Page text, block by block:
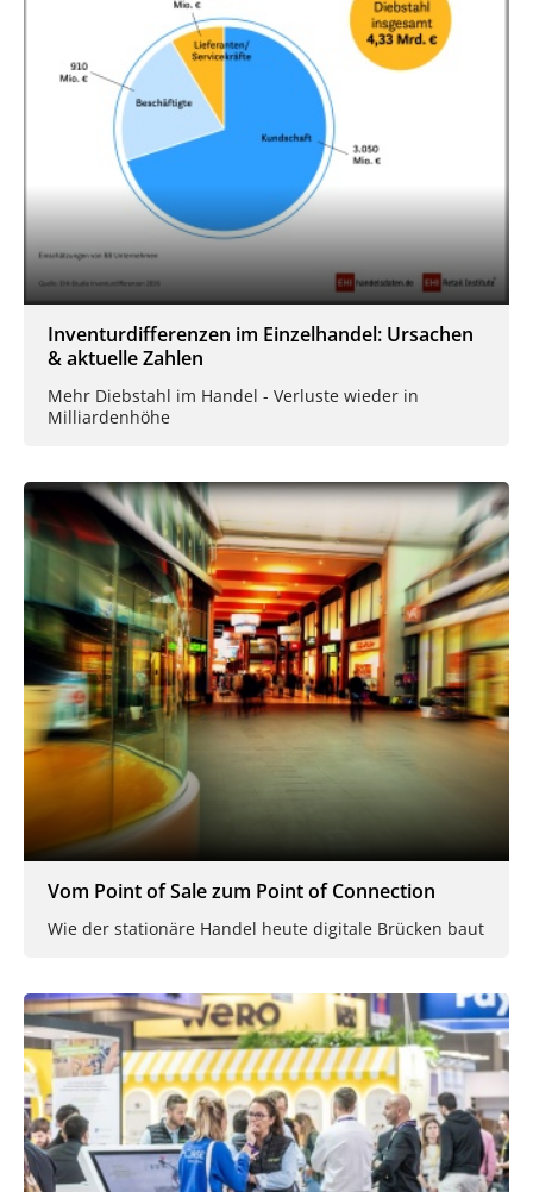
Inventurdifferenzen im Einzelhandel: Ursachen
& aktuelle Zahlen
Mehr Diebstahl im Handel - Verluste wieder in
Milliardenhöhe
Vom Point of Sale zum Point of Connection
Wie der stationäre Handel heute digitale Brücken baut